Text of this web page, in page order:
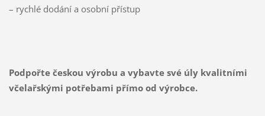
– rychlé dodání a osobní přístup
Podpořte českou výrobu a vybavte své úly kvalitními
včelařskými potřebami přímo od výrobce.